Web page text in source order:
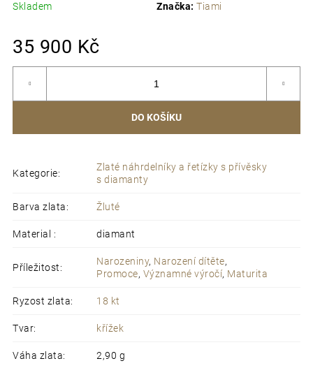
Nejsilnější ochranný symbol
Dokonalá kombinace
grown diamantů
Celkový počet karátů ve šperku je0,315 ct
Skladem Značka: Tiami
35 900 Kč
DO KOŠÍKU
Kategorie:
Zlaté náhrdelníky a řetízky s přívěsky
s diamanty
Barva zlata: Žluté
Material : diamant
Příležitost:
Narozeniny, Narození dítěte,
Promoce, Významné výročí, Maturita
Ryzost zlata: 18 kt
Tvar: křížek
Váha zlata: 2,90 g
e